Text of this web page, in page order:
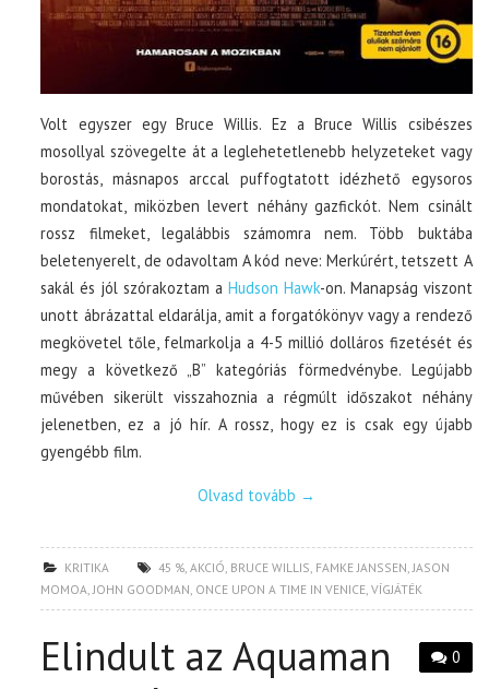
Volt egyszer egy Bruce Willis. Ez a Bruce Willis csibészes
mosollyal szövegelte át a leglehetetlenebb helyzeteket vagy
borostás, másnapos arccal puffogtatott idézhető egysoros
mondatokat, miközben levert néhány gazfickót. Nem csinált
rossz filmeket, legalábbis számomra nem. Több buktába
beletenyerelt, de odavoltam A kód neve: Merkúrért, tetszett A
sakál és jól szórakoztam a Hudson Hawk-on. Manapság viszont
unott ábrázattal eldarálja, amit a forgatókönyv vagy a rendező
megkövetel tőle, felmarkolja a 4-5 millió dolláros fizetését és
megy a következő „B” kategóriás förmedvénybe. Legújabb
művében sikerült visszahoznia a régmúlt időszakot néhány
jelenetben, ez a jó hír. A rossz, hogy ez is csak egy újabb
gyengébb film.
Olvasd tovább →
KRITIKA 45 %,AKCIÓ, BRUCE WILLIS, FAMKE JANSSEN,JASON
MOMOA,JOHN GOODMAN, ONCE UPON A TIME IN VENICE,VÍGJÁTÉK
0
Elindult az Aquaman